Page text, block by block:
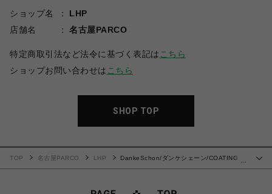
ショップ名
LHP
店舗名
名古屋PARCO
特定商取引法など法令に基づく表記は こちら
ショップお問い合わせは こちら
SHOP TOP
…
TOP 名古屋PARCO LHP
DankeSchon/ダンケシェーン/COATING